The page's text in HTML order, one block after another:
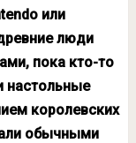
или
люди
пока кто-то
настольные
королевских
обычными